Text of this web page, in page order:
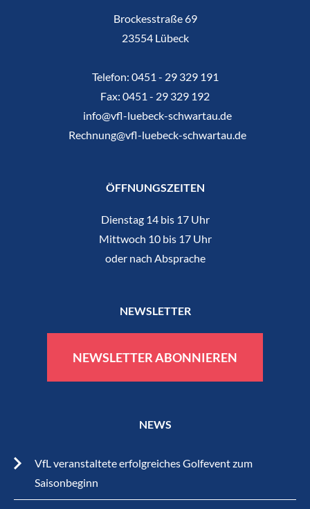
Brockesstraße 69
23554 Lübeck
Telefon: 0451 - 29 329 191
Fax: 0451 - 29 329 192
info@vfl-luebeck-schwartau.de
Rechnung@vfl-luebeck-schwartau.de
ÖFFNUNGSZEITEN
Dienstag 14 bis 17 Uhr
Mittwoch 10 bis 17 Uhr
oder nach Absprache
NEWSLETTER
NEWSLETTER ABONNIEREN
NEWS
VfL veranstaltete erfolgreiches Golfevent zum
Saisonbeginn